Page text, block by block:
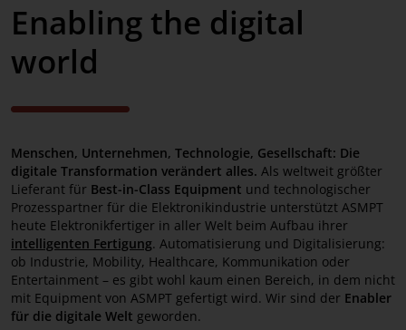
ASMPT SMT Solutions
Unternehmen
Aktuelles
Competence Network
MyASMPT
Karriere
Enabling the digital
world
Menschen, Unternehmen, Technologie, Gesellschaft: Die
digitale Transformation verändert alles. Als weltweit größter
Lieferant für Best-in-Class Equipment und technologischer
Prozesspartner für die Elektronikindustrie unterstützt ASMPT
heute Elektronikfertiger in aller Welt beim Aufbau ihrer
intelligenten Fertigung. Automatisierung und Digitalisierung:
ob Industrie, Mobility, Healthcare, Kommunikation oder
Entertainment – es gibt wohl kaum einen Bereich, in dem nicht
mit Equipment von ASMPT gefertigt wird. Wir sind der Enabler
für die digitale Welt geworden.